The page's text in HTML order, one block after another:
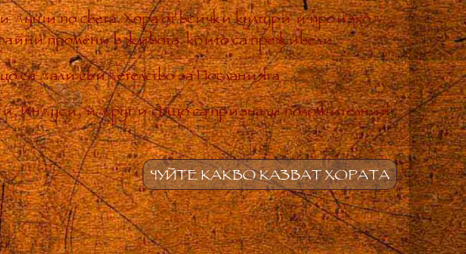
души по света. Хора от всички култури и произход
промени в живота, които са преживели.
дали свидетелство за Посланията
Индуси, и други също са признали положителния
ЧУЙТЕ КАКВО КАЗВАТ ХОРАТА